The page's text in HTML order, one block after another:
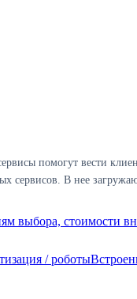
помогут вести
сервисов. В нее
выбора, стоимости
/ роботы